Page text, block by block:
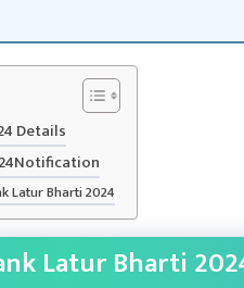
Details
Latur Bharti 2024
Latur Bharti